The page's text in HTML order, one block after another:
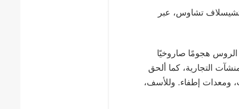
تشاوس، عبر
هجومًا صاروخيًا
التجارية، كما ألحق
ومعدات إطفاء. وللأسف،